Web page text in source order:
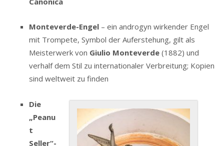
Monteverde-Engel – ein androgyn wirkender Engel
mit Trompete, Symbol der Auferstehung, gilt als
Meisterwerk von Giulio Monteverde (1882) und
verhalf dem Stil zu internationaler Verbreitung; Kopien
sind weltweit zu finden
Die
„Peanu
t
Seller“-